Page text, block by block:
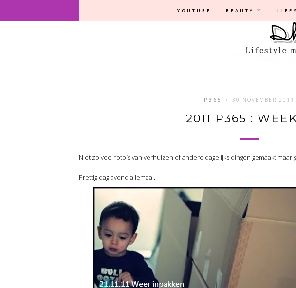
YOUTUBE BEAUTY
P365 / 30 NOVEMBER 2011
2011 P365 :
Niet zo veel foto`s van verhuizen of andere dagelijks dingen gemaakt maar
Prettig dag avond allemaal.